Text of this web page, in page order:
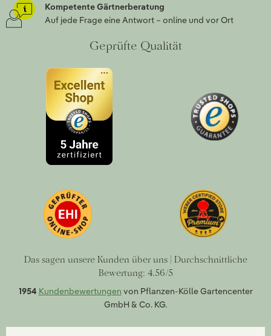
Kompetente Gärtnerberatung
Auf jede Frage eine Antwort – online und vor Ort
Geprüfte Qualität
Das sagen unsere Kunden über uns | Durchschnittliche
Bewertung: 4.56/5
1954 Kundenbewertungen von Pflanzen-Kölle Gartencenter
GmbH & Co. KG.